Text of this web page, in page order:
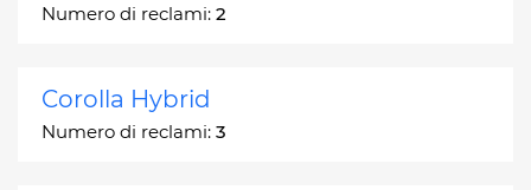
Numero di reclami: 2
Corolla Hybrid
Numero di reclami: 3